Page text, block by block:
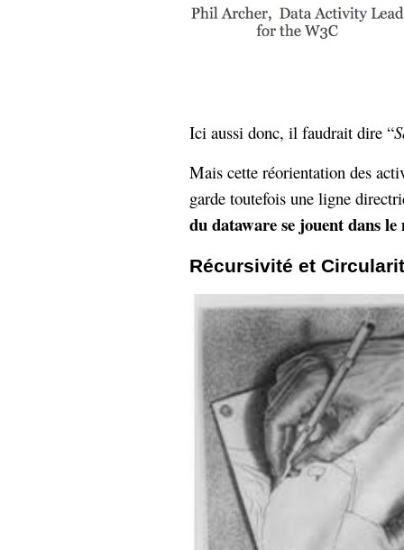
Ici aussi donc, il faudrait dire “
Mais cette réorientation des
garde toutefois une ligne
du dataware se jouent dans le
Récursivité et